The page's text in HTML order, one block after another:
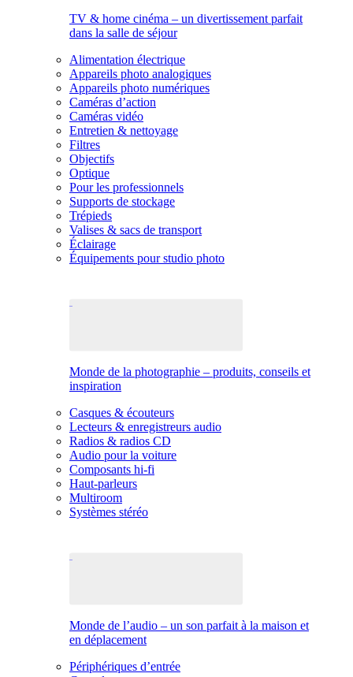
TV & home cinéma – un divertissement parfait
dans la salle de séjour
Alimentation électrique
Appareils photo analogiques
Appareils photo numériques
Caméras d’action
Caméras vidéo
Entretien & nettoyage
Filtres
Objectifs
Optique
Pour les professionnels
Supports de stockage
Trépieds
Valises & sacs de transport
Éclairage
Équipements pour studio photo
Monde de la photographie – produits, conseils et
inspiration
Casques & écouteurs
Lecteurs & enregistreurs audio
Radios & radios CD
Audio pour la voiture
Composants hi-fi
Haut-parleurs
Multiroom
Systèmes stéréo
Monde de l’audio – un son parfait à la maison et
en déplacement
Périphériques d’entrée